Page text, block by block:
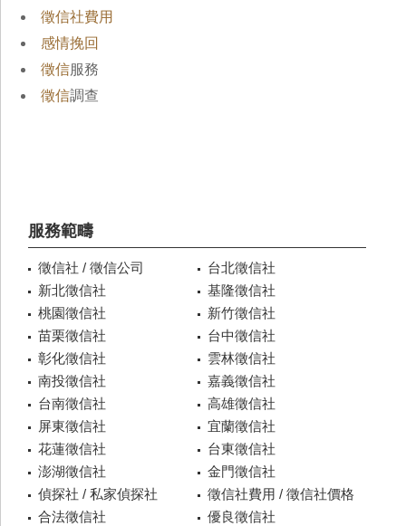
徵信社費用
感情挽回
徵信服務
徵信調查
服務範疇
徵信社 / 徵信公司
台北徵信社
新北徵信社
基隆徵信社
桃園徵信社
新竹徵信社
苗栗徵信社
台中徵信社
彰化徵信社
雲林徵信社
南投徵信社
嘉義徵信社
台南徵信社
高雄徵信社
屏東徵信社
宜蘭徵信社
花蓮徵信社
台東徵信社
澎湖徵信社
金門徵信社
偵探社 / 私家偵探社
徵信社費用 / 徵信社價格
合法徵信社
優良徵信社